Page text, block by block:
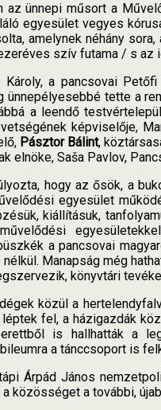
az ünnepi műsort a
egyesület vegyes
amelynek néhány
szív futama / s az
Károly, a pancsovai
tette a
a leendő
képviselője,
Pásztor Bálint,
elnöke, Saša Pavlov,
hogy az ősök, a
egyesület
kiállításuk,
a pancsovai
Manapság még
könyvtári
közül a
fel, a házigazdák
is hallhatták a
a tánccsoport is
Árpád János
közösséget a további,